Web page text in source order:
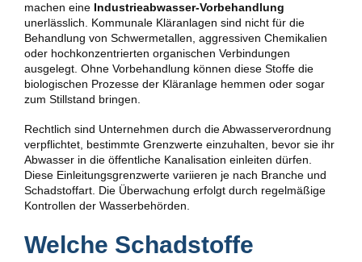
machen eine Industrieabwasser-Vorbehandlung
unerlässlich. Kommunale Kläranlagen sind nicht für die
Behandlung von Schwermetallen, aggressiven Chemikalien
oder hochkonzentrierten organischen Verbindungen
ausgelegt. Ohne Vorbehandlung können diese Stoffe die
biologischen Prozesse der Kläranlage hemmen oder sogar
zum Stillstand bringen.
Rechtlich sind Unternehmen durch die Abwasserverordnung
verpflichtet, bestimmte Grenzwerte einzuhalten, bevor sie ihr
Abwasser in die öffentliche Kanalisation einleiten dürfen.
Diese Einleitungsgrenzwerte variieren je nach Branche und
Schadstoffart. Die Überwachung erfolgt durch regelmäßige
Kontrollen der Wasserbehörden.
Welche Schadstoffe